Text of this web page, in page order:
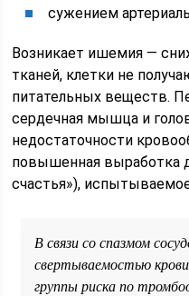
сужением
Возникает ишемия —
тканей, клетки не
питательных веществ.
сердечная мышца и
недостаточности
повышенная выработка
счастья»),
В связи со спазмом
свертываемостью
группы риска по